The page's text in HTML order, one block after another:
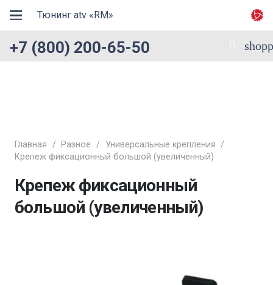
Тюнинг atv «RM»
+7 (800) 200-65-50
Главная / Разное / Универсальные крепления /
Крепеж фиксационный большой (увеличенный)
Крепеж фиксационный
большой (увеличенный)